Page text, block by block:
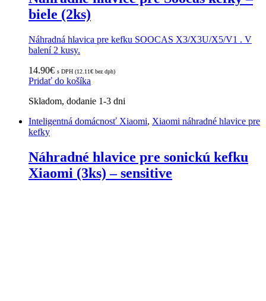
biele (2ks)
Náhradná hlavica pre kefku SOOCAS X3/X3U/X5/V1 . V
balení 2 kusy.
14.90€ s DPH (12.11€ bez dph)
Pridať do košíka
Skladom, dodanie 1-3 dni
Inteligentná domácnosť Xiaomi, Xiaomi náhradné hlavice pre
kefky
Náhradné hlavice pre sonickú kefku
Xiaomi (3ks) – sensitive